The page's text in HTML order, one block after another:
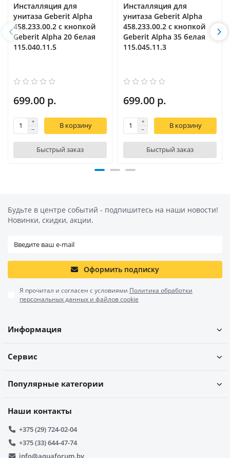
Инсталляция для
унитаза Geberit Alpha
458.233.00.2 с кнопкой
Geberit Alpha 20 белая
115.040.11.5
699.00 р.
В корзину
Быстрый заказ
Инсталляция для
унитаза Geberit Alpha
458.233.00.2 с кнопкой
Geberit Alpha 35 белая
115.045.11.3
699.00 р.
В корзину
Быстрый заказ
Будьте в центре событий - подпишитесь на наши новости!
Новинки, скидки, акции.
Оформить подписку
Я прочитал и согласен с условиями Политика обработки
персональных данных и файлов cookie
Информация
Сервис
Популярные категории
Наши контакты
+375 (29) 724-02-04
+375 (33) 644-47-74
info@aquaforum.by